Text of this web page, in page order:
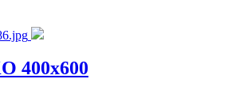
400x600